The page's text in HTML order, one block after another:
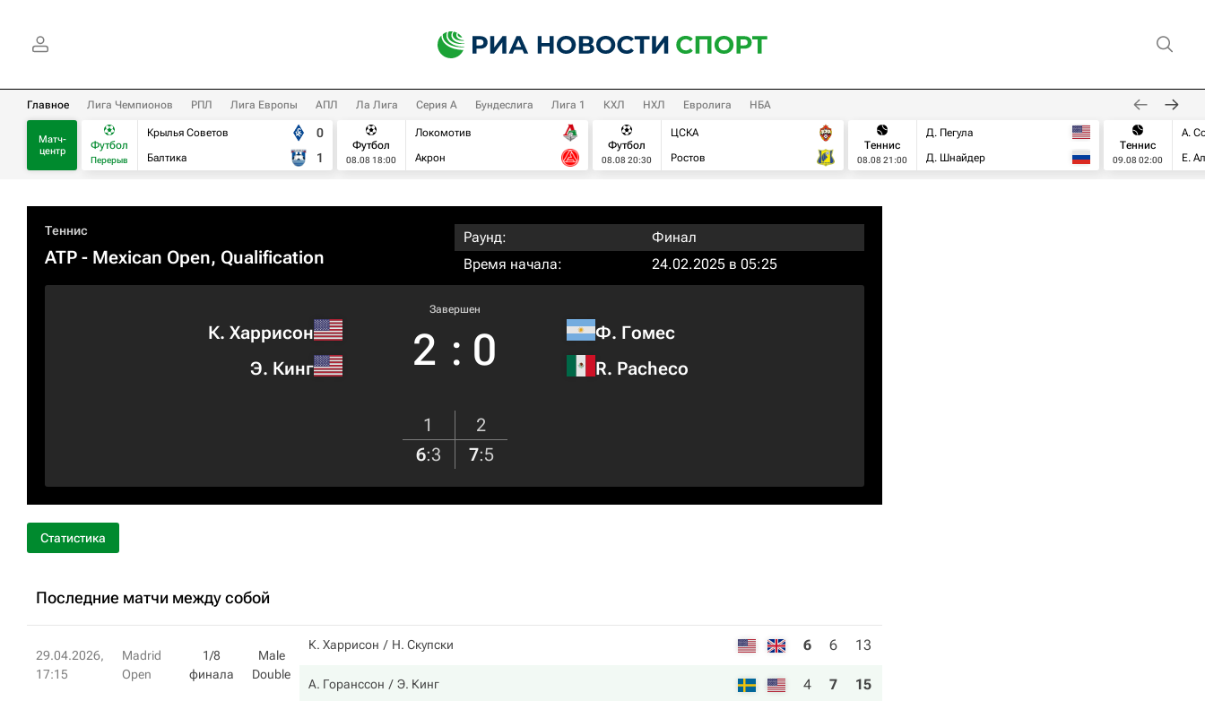
Главное Лига Чемпионов РПЛ Лига Европы АПЛ Ла Лига Серия А Бундеслига Лига 1 КХЛ НХЛ Евролига НБА
Матч-
центр
Футбол
Перерыв
Крылья Советов
Балтика
0
1
Футбол
08.08 18:00
Локомотив
Акрон
Футбол
08.08 20:30
ЦСКА
Ростов
Теннис
08.08 21:00
Д. Пегула
Д. Шнайдер
Теннис
09.08 02:00
А.
Е.
Теннис
ATP - Mexican Open, Qualification
Раунд:
Финал
Время начала:
24.02.2025 в 05:25
К. Харрисон
Э. Кинг
Завершен
2 : 0
Ф. Гомес
R. Pacheco
1
2
6:3 7:5
Статистика
Последние матчи между собой
29.04.2026,
17:15
Madrid
Open
1/8
финала
Male
Double
К. Харрисон Н. Скупски 6 6 13
А. Горанссон Э. Кинг 4 7 15